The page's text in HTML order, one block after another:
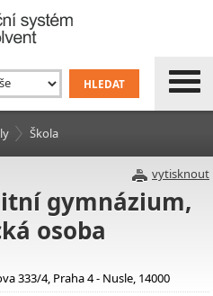
Škola
vytisknout
gymnázium,
osoba
333/4, Praha 4 - Nusle, 14000